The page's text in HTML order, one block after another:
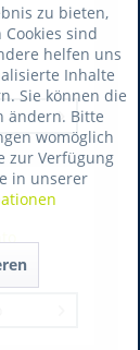
zu bieten,
sind
helfen uns
Inhalte
Sie können die
ändern. Bitte
womöglich
zur Verfügung
in unserer